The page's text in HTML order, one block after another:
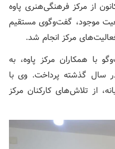
از مرکز فرهنگی‌هنری پاوه
موجود، گفت‌وگوی مستقیم
مرکز انجام شد.
با همکاران مرکز پاوه، به
در سال گذشته پرداخت. وی با
از تلاش‌های کارکنان مرکز